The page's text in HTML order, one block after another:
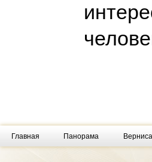
Главная Панорама